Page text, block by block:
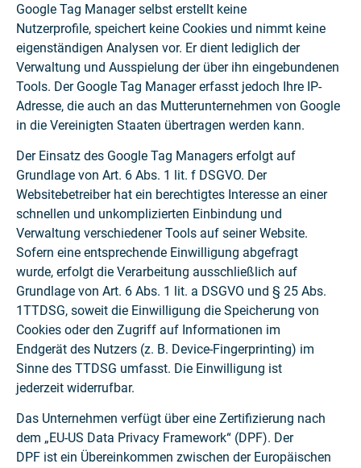
Google Tag Manager selbst erstellt keine
Nutzerprofile, speichert keine Cookies und nimmt keine
eigenständigen Analysen vor. Er dient lediglich der
Verwaltung und Ausspielung der über ihn eingebundenen
Tools. Der Google Tag Manager erfasst jedoch Ihre IP-
Adresse, die auch an das Mutterunternehmen von Google
in die Vereinigten Staaten übertragen werden kann.
Der Einsatz des Google Tag Managers erfolgt auf
Grundlage von Art. 6 Abs. 1 lit. f DSGVO. Der
Websitebetreiber hat ein berechtigtes Interesse an einer
schnellen und unkomplizierten Einbindung und
Verwaltung verschiedener Tools auf seiner Website.
Sofern eine entsprechende Einwilligung abgefragt
wurde, erfolgt die Verarbeitung ausschließlich auf
Grundlage von Art. 6 Abs. 1 lit. a DSGVO und § 25 Abs.
1TTDSG, soweit die Einwilligung die Speicherung von
Cookies oder den Zugriff auf Informationen im
Endgerät des Nutzers (z. B. Device-Fingerprinting) im
Sinne des TTDSG umfasst. Die Einwilligung ist
jederzeit widerrufbar.
Das Unternehmen verfügt über eine Zertifizierung nach
dem „EU-US Data Privacy Framework“ (DPF). Der
DPF ist ein Übereinkommen zwischen der Europäischen